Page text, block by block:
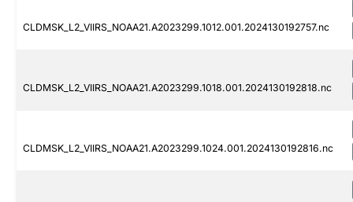
CLDMSK_L2_VIIRS_NOAA21.A2023299.1012.001.2024130192757.nc
CLDMSK_L2_VIIRS_NOAA21.A2023299.1018.001.2024130192818.nc
CLDMSK_L2_VIIRS_NOAA21.A2023299.1024.001.2024130192816.nc